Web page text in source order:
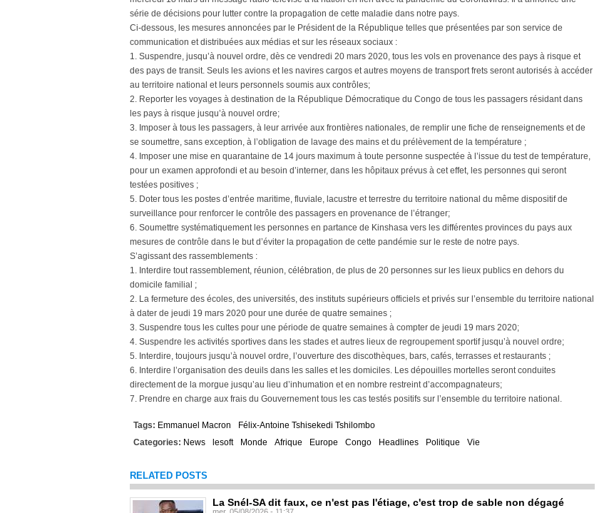
série de décisions pour lutter contre la propagation de cette maladie dans notre pays.
Ci-dessous, les mesures annoncées par le Président de la République telles que présentées par son service de
communication et distribuées aux médias et sur les réseaux sociaux :
1. Suspendre, jusqu’à nouvel ordre, dès ce vendredi 20 mars 2020, tous les vols en provenance des pays à risque et
des pays de transit. Seuls les avions et les navires cargos et autres moyens de transport frets seront autorisés à accéder
au territoire national et leurs personnels soumis aux contrôles;
2. Reporter les voyages à destination de la République Démocratique du Congo de tous les passagers résidant dans
les pays à risque jusqu’à nouvel ordre;
3. Imposer à tous les passagers, à leur arrivée aux frontières nationales, de remplir une fiche de renseignements et de
se soumettre, sans exception, à l’obligation de lavage des mains et du prélèvement de la température ;
4. Imposer une mise en quarantaine de 14 jours maximum à toute personne suspectée à l’issue du test de température,
pour un examen approfondi et au besoin d’interner, dans les hôpitaux prévus à cet effet, les personnes qui seront
testées positives ;
5. Doter tous les postes d’entrée maritime, fluviale, lacustre et terrestre du territoire national du même dispositif de
surveillance pour renforcer le contrôle des passagers en provenance de l’étranger;
6. Soumettre systématiquement les personnes en partance de Kinshasa vers les différentes provinces du pays aux
mesures de contrôle dans le but d’éviter la propagation de cette pandémie sur le reste de notre pays.
S’agissant des rassemblements :
1. Interdire tout rassemblement, réunion, célébration, de plus de 20 personnes sur les lieux publics en dehors du
domicile familial ;
2. La fermeture des écoles, des universités, des instituts supérieurs officiels et privés sur l’ensemble du territoire national
à dater de jeudi 19 mars 2020 pour une durée de quatre semaines ;
3. Suspendre tous les cultes pour une période de quatre semaines à compter de jeudi 19 mars 2020;
4. Suspendre les activités sportives dans les stades et autres lieux de regroupement sportif jusqu’à nouvel ordre;
5. Interdire, toujours jusqu’à nouvel ordre, l’ouverture des discothèques, bars, cafés, terrasses et restaurants ;
6. Interdire l’organisation des deuils dans les salles et les domiciles. Les dépouilles mortelles seront conduites
directement de la morgue jusqu’au lieu d’inhumation et en nombre restreint d’accompagnateurs;
7. Prendre en charge aux frais du Gouvernement tous les cas testés positifs sur l’ensemble du territoire national.
Tags: Emmanuel Macron
Félix-Antoine Tshisekedi Tshilombo
Categories: News lesoft Monde Afrique Europe Congo Headlines Politique Vie
RELATED POSTS
La Snél-SA dit faux, ce n'est pas l'étiage, c'est trop de sable non dégagé